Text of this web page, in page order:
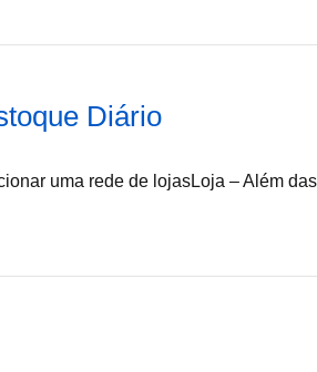
Diário
uma rede de lojasLoja – Além